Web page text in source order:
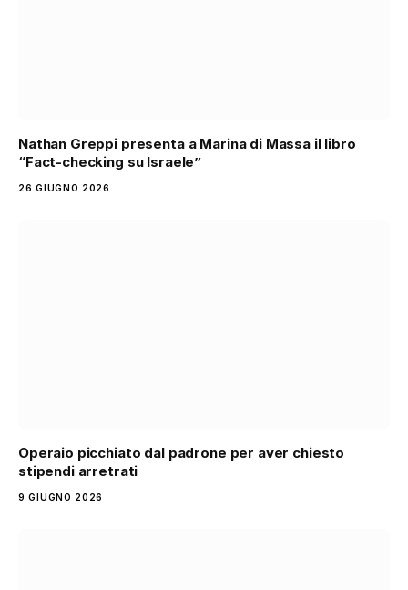
Nathan Greppi presenta a Marina di Massa il libro
“Fact-checking su Israele”
26 GIUGNO 2026
Operaio picchiato dal padrone per aver chiesto
stipendi arretrati
9 GIUGNO 2026